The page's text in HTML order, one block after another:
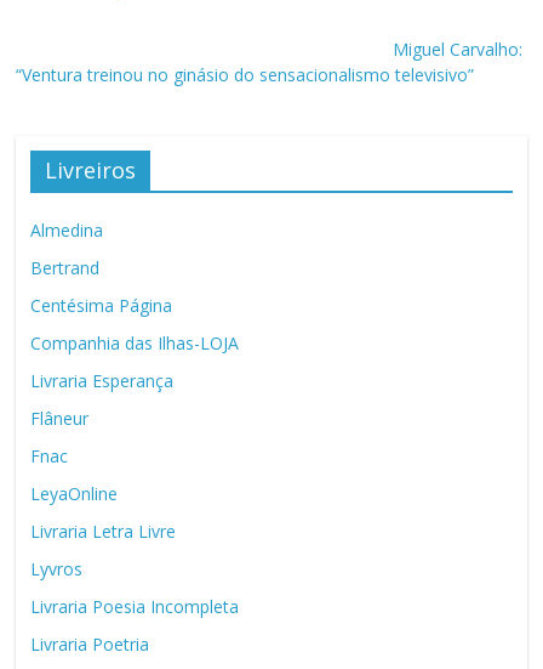
Miguel Carvalho:
“Ventura treinou no ginásio do sensacionalismo televisivo”
Livreiros
Almedina
Bertrand
Centésima Página
Companhia das Ilhas-LOJA
Livraria Esperança
Flâneur
Fnac
LeyaOnline
Livraria Letra Livre
Lyvros
Livraria Poesia Incompleta
Livraria Poetria